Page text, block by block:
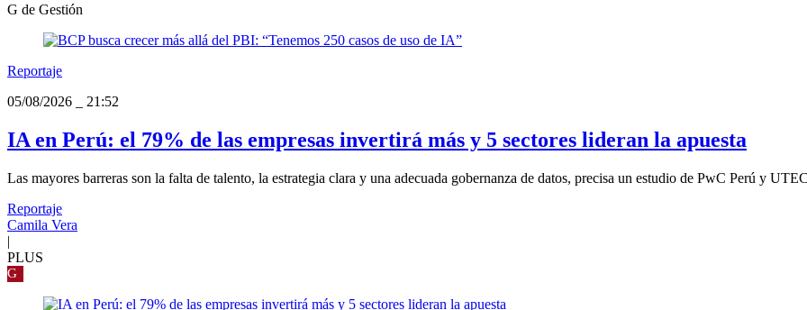
G de Gestión
Reportaje
05/08/2026
21:52
IA en Perú: el 79% de las empresas invertirá más y 5 sectores lideran la apuesta
Las mayores barreras son la falta de talento, la estrategia clara y una adecuada gobernanza de datos, precisa un estudio de PwC Perú y
Reportaje
Camila Vera
|
PLUS
G